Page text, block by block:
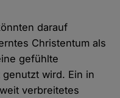
darauf
Christentum als
gefühlte
wird. Ein in
verbreitetes